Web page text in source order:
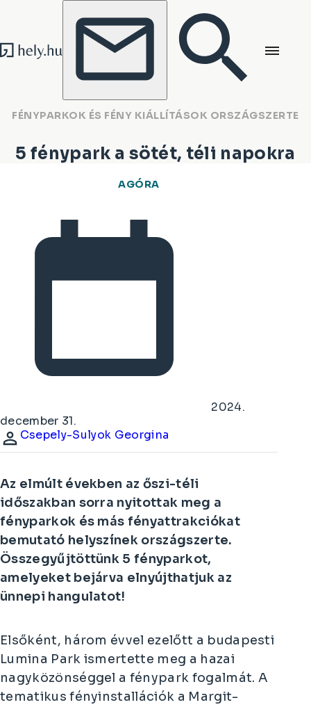
Tovább a tartalomhoz
Tovább a lábléchez
FÉNYPARKOK ÉS FÉNY KIÁLLÍTÁSOK ORSZÁGSZERTE
5 fénypark a sötét, téli napokra
AGÓRA
2024.
december 31.
Csepely-Sulyok Georgina
Az elmúlt években az őszi-téli
időszakban sorra nyitottak meg a
fényparkok és más fényattrakciókat
bemutató helyszínek országszerte.
Összegyűjtöttünk 5 fényparkot,
amelyeket bejárva elnyújthatjuk az
ünnepi hangulatot!
Elsőként, három évvel ezelőtt a budapesti
Lumina Park ismertette meg a hazai
nagyközönséggel a fénypark fogalmát. A
tematikus fényinstallációk a Margit-